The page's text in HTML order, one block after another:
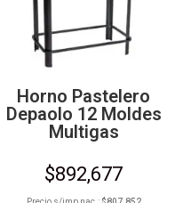
Horno Pastelero
Depaolo 12 Moldes
Multigas
$892,677